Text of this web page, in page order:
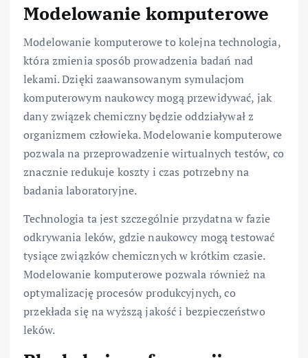
Modelowanie komputerowe
Modelowanie komputerowe to kolejna technologia,
która zmienia sposób prowadzenia badań nad
lekami. Dzięki zaawansowanym symulacjom
komputerowym naukowcy mogą przewidywać, jak
dany związek chemiczny będzie oddziaływał z
organizmem człowieka. Modelowanie komputerowe
pozwala na przeprowadzenie wirtualnych testów, co
znacznie redukuje koszty i czas potrzebny na
badania laboratoryjne.
Technologia ta jest szczególnie przydatna w fazie
odkrywania leków, gdzie naukowcy mogą testować
tysiące związków chemicznych w krótkim czasie.
Modelowanie komputerowe pozwala również na
optymalizację procesów produkcyjnych, co
przekłada się na wyższą jakość i bezpieczeństwo
leków.